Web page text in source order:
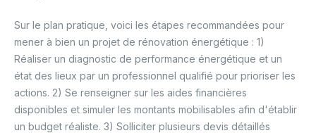
Sur le plan pratique, voici les étapes recommandées pour
mener à bien un projet de rénovation énergétique : 1)
Réaliser un diagnostic de performance énergétique et un
état des lieux par un professionnel qualifié pour prioriser les
actions. 2) Se renseigner sur les aides financières
disponibles et simuler les montants mobilisables afin d'établir
un budget réaliste. 3) Solliciter plusieurs devis détaillés